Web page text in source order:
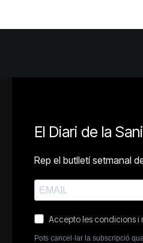
El Diari de la
Rep el butlletí setmanal
Accepto les condicions i
Pots cancel·lar la subscripció